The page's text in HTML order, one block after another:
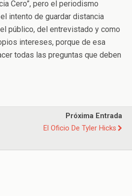
Cero”, pero el periodismo
intento de guardar distancia
público, del entrevistado y como
intereses, porque de esa
todas las preguntas que deben
Próxima Entrada
El Oficio De Tyler Hicks